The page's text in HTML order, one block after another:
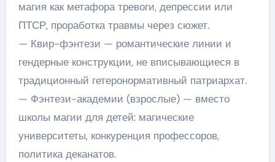
магия как метафора тревоги, депрессии или
ПТСР, проработка травмы через сюжет.
— Квир-фэнтези — романтические линии и
гендерные конструкции, не вписывающиеся в
традиционный гетеронормативный патриархат.
— Фэнтези-академии (взрослые) — вместо
школы магии для детей: магические
университеты, конкуренция профессоров,
политика деканатов.